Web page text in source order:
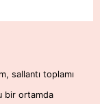
sallantı toplamı
bir ortamda